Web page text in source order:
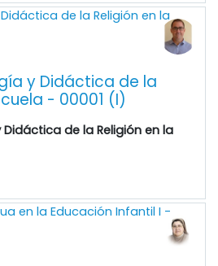
y Didáctica de la
- 00001 (I)
Didáctica de la Religión en la